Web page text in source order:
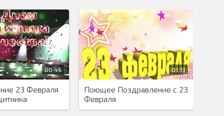
00:45
23 Февраля
01:13
Поющее Поздравление с 23
Февраля